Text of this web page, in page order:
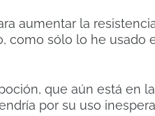
aumentar la
como sólo lo he usado
que aún está en
por su uso